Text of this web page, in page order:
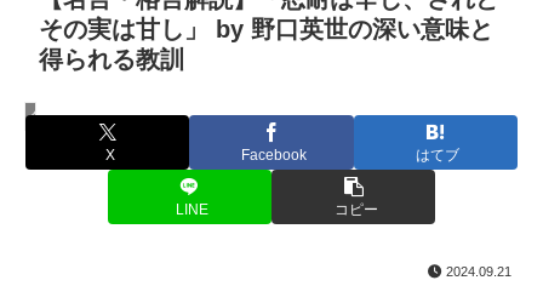
その実は甘し」 by 野口英世の深い意味と
得られる教訓
名言・格言
X Facebook はてブ
LINE コピー
2024.09.21